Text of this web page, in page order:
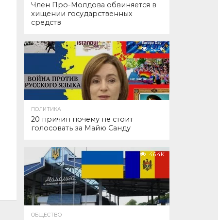
Член Про-Молдова обвиняется в
хищении государственных
средств
52.9K
ПОЛИТИКА
20 причин почему не стоит
голосовать за Майю Санду
46.4K
ОБЩЕСТВО